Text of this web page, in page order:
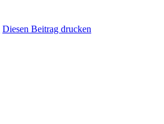
Diesen Beitrag drucken